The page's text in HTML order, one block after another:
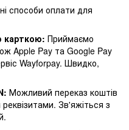
способи оплати для
карткою: Приймаємо
Apple Pay та Google Pay
Wayforpay. Швидко,
Можливий переказ коштів
Зв'яжіться з